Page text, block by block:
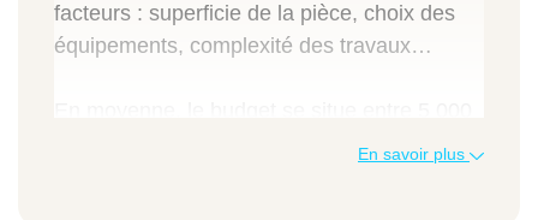
facteurs : superficie de la pièce, choix des
équipements, complexité des travaux…
En savoir plus